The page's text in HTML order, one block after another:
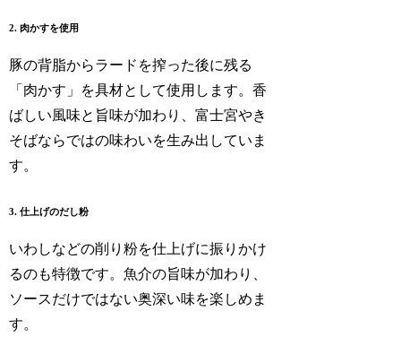
2. 肉かすを使用
豚の背脂からラードを搾った後に残る
「肉かす」を具材として使用します。香
ばしい風味と旨味が加わり、富士宮やき
そばならではの味わいを生み出していま
す。
3. 仕上げのだし粉
いわしなどの削り粉を仕上げに振りかけ
るのも特徴です。魚介の旨味が加わり、
ソースだけではない奥深い味を楽しめま
す。